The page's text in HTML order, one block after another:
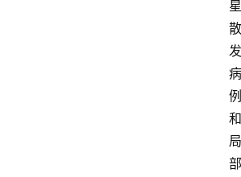
星
散
发
病
例
和
局
部